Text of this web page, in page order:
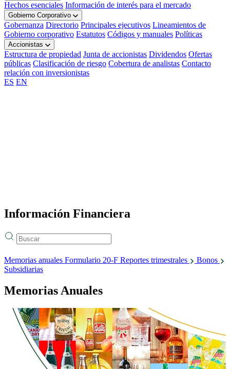
Hechos esenciales Información de interés para el mercado
Gobierno Corporativo
Gobernanza Directorio Principales ejecutivos Lineamientos de
Gobierno corporativo Estatutos Códigos y manuales Políticas
Accionistas
Estructura de propiedad Junta de accionistas Dividendos Ofertas
públicas Clasificación de riesgo Cobertura de analistas Contacto
relación con inversionistas
ES EN
Información Financiera
Memorias anuales Formulario 20-F Reportes trimestrales
Bonos
Subsidiarias
Memorias Anuales